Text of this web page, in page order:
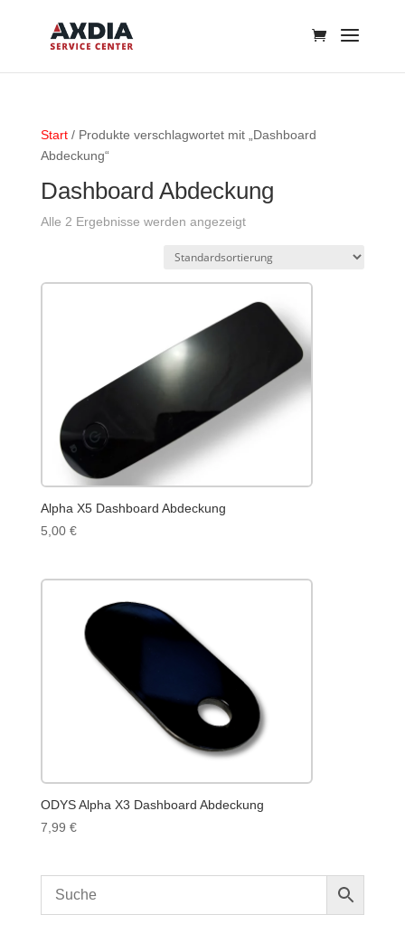
Start/ Produkte verschlagwortet mit „Dashboard
Abdeckung“
Dashboard Abdeckung
Alle 2 Ergebnisse werden angezeigt
Alpha X5 Dashboard Abdeckung
5,00 €
ODYS Alpha X3 Dashboard Abdeckung
7,99 €